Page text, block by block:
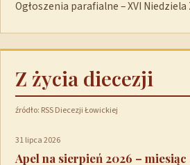
Ogłoszenia parafialne – XVI Niedziela
Z życia diecezji
źródło: RSS Diecezji Łowickiej
31 lipca 2026
Apel na sierpień 2026 –